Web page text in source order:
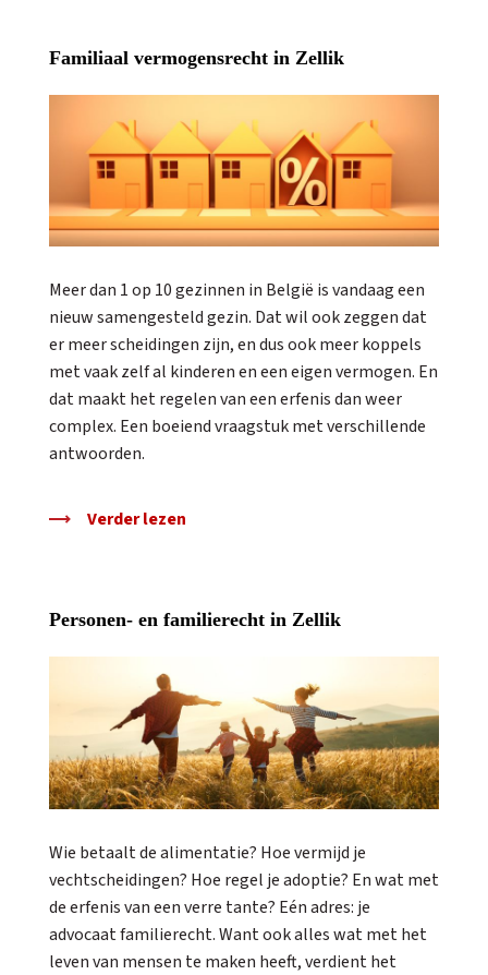
Familiaal vermogensrecht in Zellik
Meer dan 1 op 10 gezinnen in België is vandaag een
nieuw samengesteld gezin. Dat wil ook zeggen dat
er meer scheidingen zijn, en dus ook meer koppels
met vaak zelf al kinderen en een eigen vermogen. En
dat maakt het regelen van een erfenis dan weer
complex. Een boeiend vraagstuk met verschillende
antwoorden.
Verder lezen
Personen- en familierecht in Zellik
Wie betaalt de alimentatie? Hoe vermijd je
vechtscheidingen? Hoe regel je adoptie? En wat met
de erfenis van een verre tante? Eén adres: je
advocaat familierecht. Want ook alles wat met het
leven van mensen te maken heeft, verdient het